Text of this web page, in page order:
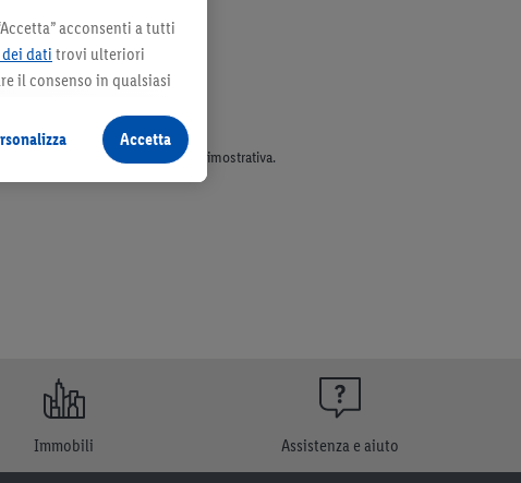
parte dell’assortimento. Ill. dimostrativa.
Immobili Assistenza e aiuto
acconsenti a tutti
dati trovi ulteriori
il consenso in qualsiasi
Accetta